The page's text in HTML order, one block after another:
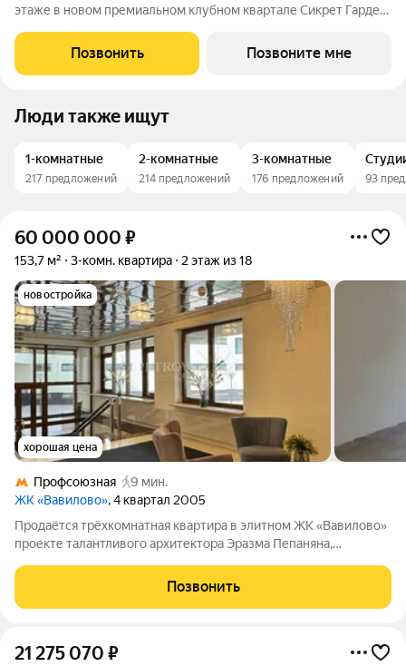
этаже в новом премиальном клубном квартале Сикрет Гарден.
класса, расположенный на Юго-Западе столицы, в
историческом Обручевском районе. Три
Позвонить Позвоните мне
Люди также ищут
1-комнатные
217 предложений
2-комнатные
214 предложений
3-комнатные
176 предложений 93
60 000 000 ₽
153,7 м² 3-комн. квартира 2 этаж из 18
новостройка
хорошая цена
Профсоюзная
9 мин.
ЖК «Вавилово», 4 квартал 2005
Продаётся трёхкомнатная квартира в элитном ЖК «Вавилово»
проекте талантливого архитектора Эразма Пепаняна,
Преимущества комплекса:благоустроенный внутренний двор
с террасами и ландшафтными композициями;
Позвонить
21 275 070 ₽